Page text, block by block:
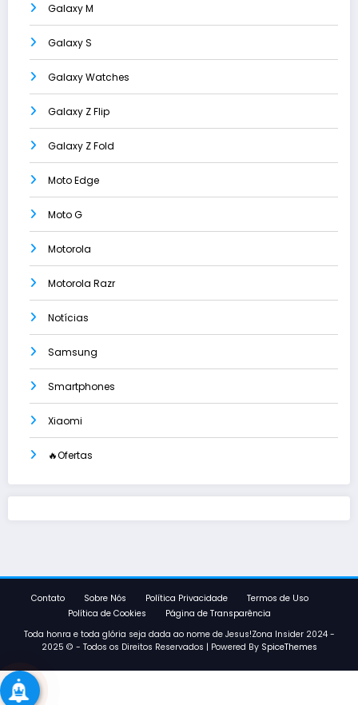
Galaxy M
Galaxy S
Galaxy Watches
Galaxy Z Flip
Galaxy Z Fold
Moto Edge
Moto G
Motorola
Motorola Razr
Notícias
Samsung
Smartphones
Xiaomi
🔥Ofertas
Contato Sobre Nós Política Privacidade
Termos de Uso
Política de Cookies
Página de Transparência
Toda honra e toda glória seja dada ao nome de Jesus!Zona Insider 2024 -
2025 © - Todos os Direitos Reservados | Powered By SpiceThemes